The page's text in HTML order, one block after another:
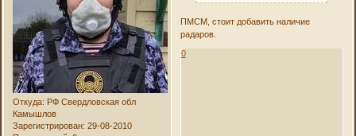
Откуда: РФ Свердловская обл
Камышлов
Зарегистрирован: 29-08-2010
ПМСМ, стоит добавить наличие
радаров.
0